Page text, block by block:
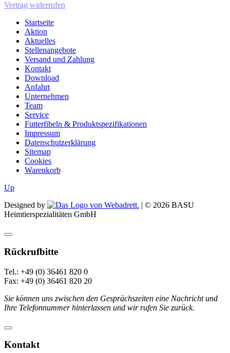
Vertrag widerrufen
Startseite
Aktion
Aktuelles
Stellenangebote
Versand und Zahlung
Kontakt
Download
Anfahrt
Unternehmen
Team
Service
Futterfibeln & Produktspezifikationen
Impressum
Datenschutzerklärung
Sitemap
Cookies
Warenkorb
Up
Designed by
| © 2026 BASU
Heimtierspezialitäten GmbH
Rückrufbitte
Tel.: +49 (0) 36461 820 0
Fax: +49 (0) 36461 820 20
Sie können uns zwischen den Gesprächszeiten eine Nachricht und
Ihre Telefonnummer hinterlassen und wir rufen Sie zurück.
Kontakt